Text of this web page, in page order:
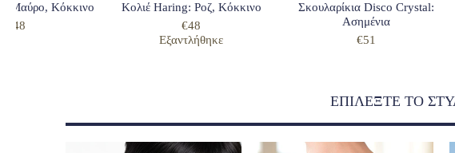
Μαύρο, Κόκκινο
€48
Κολιέ Haring: Ροζ, Κόκκινο
€48
Εξαντλήθηκε
Σκουλαρίκια Disco Crystal:
Ασημένια
€51
ΕΠΙΛΕΞΤΕ ΤΟ